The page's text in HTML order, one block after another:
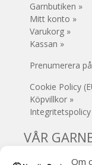
Om
Garnbutiken »
Mitt konto »
Varukorg »
Kassan »
Prenumerera
Cookie Policy
Köpvillkor »
Integritetspolicy
VÅR
• Säker e-handel